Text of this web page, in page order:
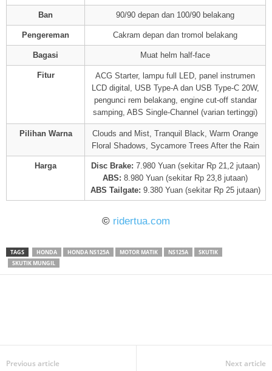
Ban 90/90 depan dan 100/90 belakang
Pengereman Cakram depan dan tromol belakang
Bagasi Muat helm half-face
Fitur
ACG Starter, lampu full LED, panel instrumen
LCD digital, USB Type-A dan USB Type-C 20W,
pengunci rem belakang, engine cut-off standar
samping, ABS Single-Channel (varian tertinggi)
Pilihan Warna
Clouds and Mist, Tranquil Black, Warm Orange
Floral Shadows, Sycamore Trees After the Rain
Harga Disc Brake: 7.980 Yuan (sekitar Rp 21,2 jutaan)
ABS: 8.980 Yuan (sekitar Rp 23,8 jutaan)
ABS Tailgate: 9.380 Yuan (sekitar Rp 25 jutaan)
© ridertua.com
TAGS HONDA HONDA NS125A MOTOR MATIK NS125A
SKUTIK
SKUTIK MUNGIL
Previous article Next article